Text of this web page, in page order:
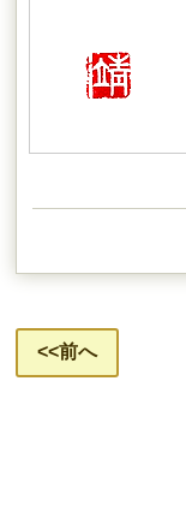
<<前へ